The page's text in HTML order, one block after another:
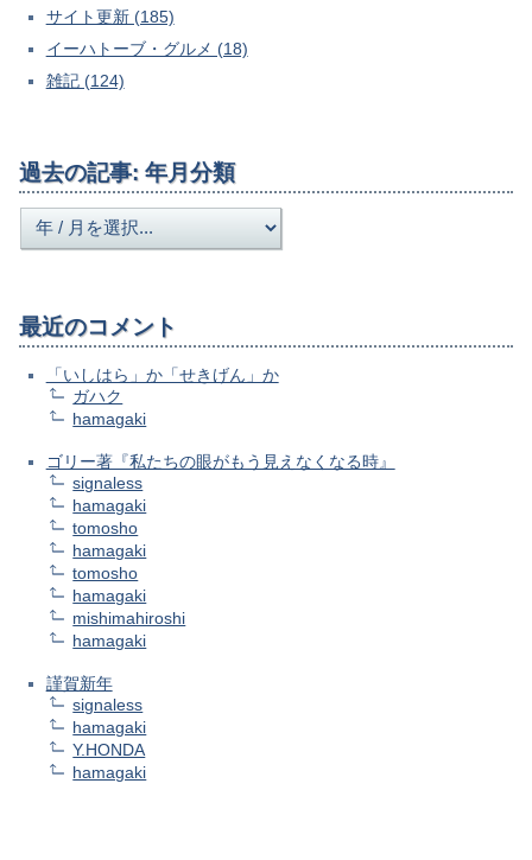
サイト更新 (185)
イーハトーブ・グルメ (18)
雑記 (124)
過去の記事: 年月分類
最近のコメント
「いしはら」か「せきげん」か
ガハク
hamagaki
ゴリー著『私たちの眼がもう見えなくなる時』
signaless
hamagaki
tomosho
hamagaki
tomosho
hamagaki
mishimahiroshi
hamagaki
謹賀新年
signaless
hamagaki
Y.HONDA
hamagaki